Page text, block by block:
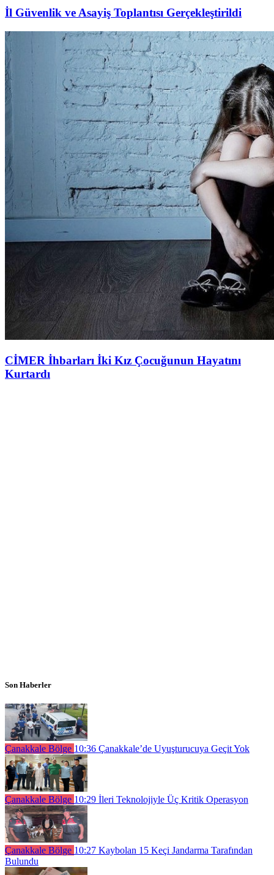
İl Güvenlik ve Asayiş Toplantısı Gerçekleştirildi
CİMER İhbarları İki Kız Çocuğunun Hayatını
Kurtardı
Son Haberler
Çanakkale Bölge 10:36 Çanakkale’de Uyuşturucuya Geçit Yok
Çanakkale Bölge 10:29 İleri Teknolojiyle Üç Kritik Operasyon
Çanakkale Bölge 10:27 Kaybolan 15 Keçi Jandarma Tarafından
Bulundu